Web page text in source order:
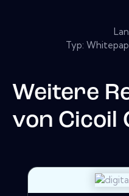
Typ:
Weitere
von Cicoil